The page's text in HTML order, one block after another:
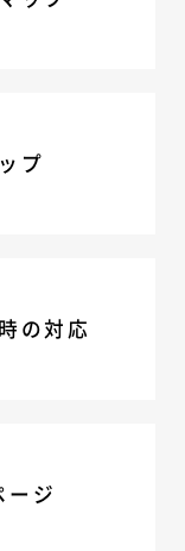
プ
の対応
ージ